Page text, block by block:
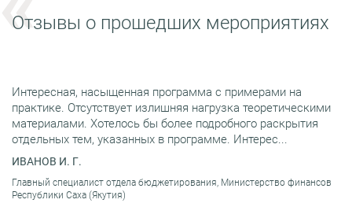
Отзывы о прошедших мероприятиях
Интересная, насыщенная программа с примерами на
практике. Отсутствует излишняя нагрузка теоретическими
материалами. Хотелось бы более подробного раскрытия
отдельных тем, указанных в программе. Интерес...
ИВАНОВ И. Г.
Главный специалист отдела бюджетирования, Министерство финансов
Республики Саха (Якутия)